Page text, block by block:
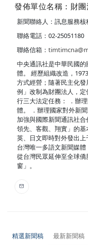
發佈單位名稱：財
新聞聯絡人：訊息服務核
聯絡電話：02-25051180
聯絡信箱：
中央通訊社是中華民國
體。 經歷組織改造，
方式經營；隨著民主化
例」改制為財團法人，
行三大法定任務： ．辦
體。 ．辦理國家對外新
加強與國際新聞通訊社合
領先、客觀、翔實」的基
英、日文即時對外發出
台灣唯一多語文新聞媒
從台灣民眾延伸至全球
窗」。
精選新聞稿 最新新聞稿